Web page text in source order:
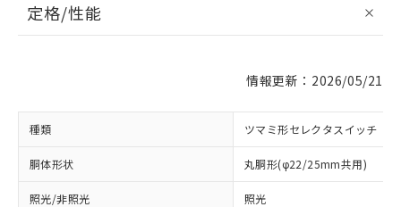
定格/性能
情報更新：2026/05/21
種類 ツマミ形セレクタスイッチ
胴体形状 丸胴形(φ22/25mm共用)
照光/非照光 照光